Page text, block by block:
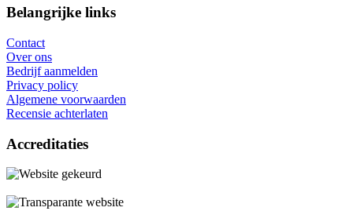
Belangrijke links
Contact
Over ons
Bedrijf aanmelden
Privacy policy
Algemene voorwaarden
Recensie achterlaten
Accreditaties